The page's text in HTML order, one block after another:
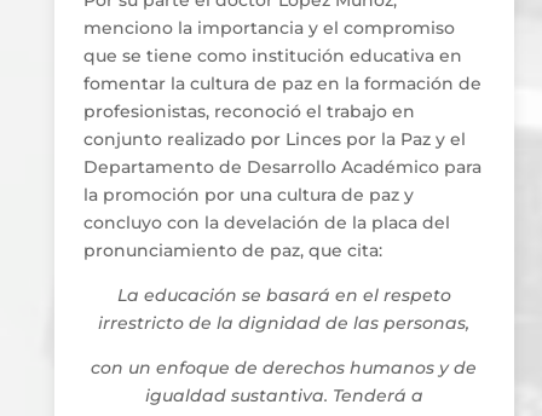
menciono la importancia y el compromiso
que se tiene como institución educativa en
fomentar la cultura de paz en la formación de
profesionistas, reconoció el trabajo en
conjunto realizado por Linces por la Paz y el
Departamento de Desarrollo Académico para
la promoción por una cultura de paz y
concluyo con la develación de la placa del
pronunciamiento de paz, que cita:
La educación se basará en el respeto
irrestricto de la dignidad de las personas,
con un enfoque de derechos humanos y de
igualdad sustantiva. Tenderá a